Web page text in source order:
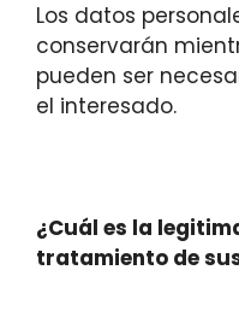
Los datos
conservarán
pueden ser
el interesado.
¿Cuál es la
tratamiento de